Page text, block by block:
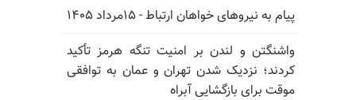
پیام به نیروهای خواهان ارتباط - ۱۵مرداد ۱۴۰۵
واشنگتن و لندن بر امنیت تنگه هرمز تأکید
کردند؛ نزدیک شدن تهران و عمان به توافقی
موقت برای بازگشایی آبراه